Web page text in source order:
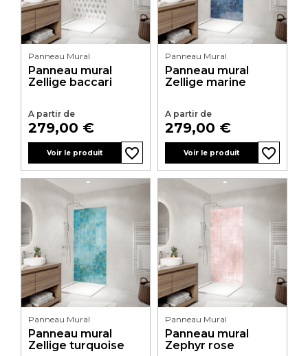
Panneau Mural
Panneau mural
Zellige baccari
A partir de
Prix
279,00 €
Voir le produit favorite_border
favorite_border
Panneau Mural
Panneau mural
Zellige marine
A partir de
Prix
279,00 €
Voir le produit favorite_border
favorite_border
Panneau Mural
Panneau mural
Zellige turquoise
Panneau Mural
Panneau mural
Zephyr rose